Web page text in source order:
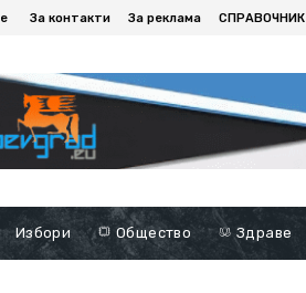
За контакти За реклама СПРАВОЧНИК
Избори Общество Здраве